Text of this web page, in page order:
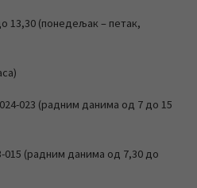
13,30 (понедељак – петак,
023 (радним данима од 7 до 15
015 (радним данима од 7,30 до